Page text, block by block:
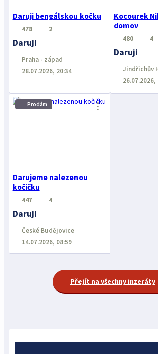
Daruji bengálskou kočku
478 2
Daruji
Praha - západ
28.07.2026, 20:34
Kocourek
domov
480 4
Daruji
Jindřichův
26.07.2026,
Prodám
Darujeme nalezenou
kočičku
⋮
447 4
Daruji
České Budějovice
14.07.2026, 08:59
Přejít na všechny inzeráty